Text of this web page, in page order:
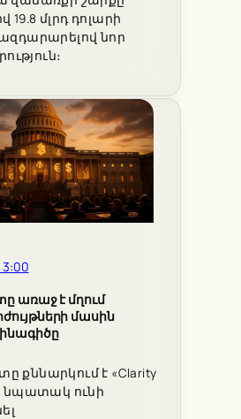
19.8 մլրդ դոլարի
ազդարարելով նոր
առաջ է մղում
մասին
քննարկում է «Clarity
նպատակ ունի